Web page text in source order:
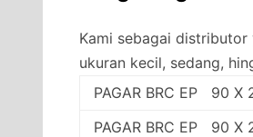
Kami sebagai distributor
ukuran kecil, sedang,
PAGAR BRC EP 90 X
PAGAR BRC EP 90 X